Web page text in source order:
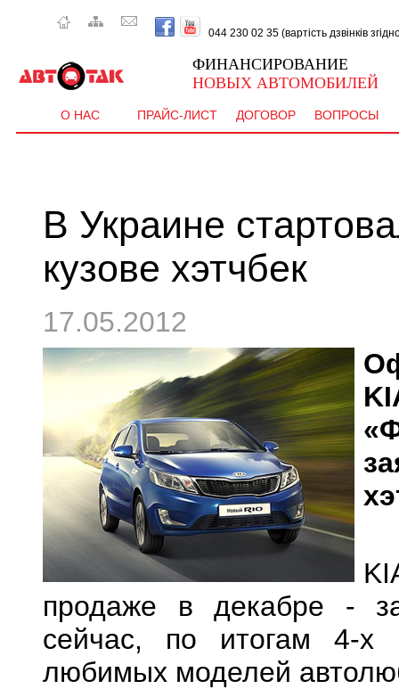
044 230 02 35 (вартість дзвінків
ФИНАНСИРОВАНИЕ
НОВЫХ АВТОМОБИЛЕЙ
О НАС ПРАЙС-ЛИСТ ДОГОВОР ВОПРОСЫ
В Украине
кузове хэтчбек
17.05.2012
продаже в декабре -
сейчас, по итогам 4-х
любимых моделей